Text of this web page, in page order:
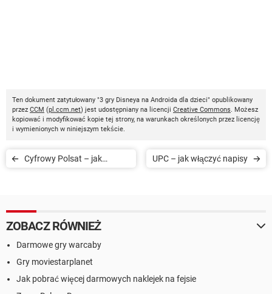
Ten dokument zatytułowany "3 gry Disneya na Androida dla dzieci" opublikowany
przez CCM (pl.ccm.net) jest udostępniany na licencji Creative Commons. Możesz
kopiować i modyfikować kopie tej strony, na warunkach określonych przez licencję
i wymienionych w niniejszym tekście.
Cyfrowy Polsat – jak
UPC – jak włączyć napisy
ZOBACZ RÓWNIEŻ
Darmowe gry warcaby
Gry moviestarplanet
Jak pobrać więcej darmowych naklejek na fejsie